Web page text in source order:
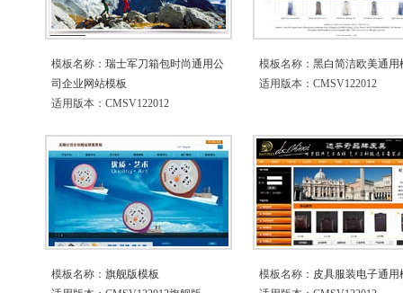
模板名称： 瑞士军刀箱包时尚通用公
司企业网站模板
适用版本：CMSV122012
模板名称： 黑白简洁欧美通用
适用版本：CMSV122012
模板名称： 旗舰版模板
模板名称： 皮具服装电子通用